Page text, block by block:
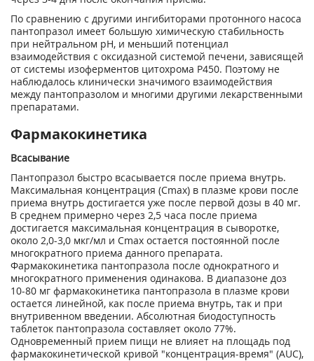
По сравнению с другими ингибиторами протонного насоса
пантопразол имеет большую химическую стабильность
при нейтральном pH, и меньший потенциал
взаимодействия с оксидазной системой печени, зависящей
от системы изоферментов цитохрома Р450. Поэтому не
наблюдалось клинически значимого взаимодействия
между пантопразолом и многими другими лекарственными
препаратами.
Фармакокинетика
Всасывание
Пантопразол быстро всасывается после приема внутрь.
Максимальная концентрация (Сmах) в плазме крови после
приема внутрь достигается уже после первой дозы в 40 мг.
В среднем примерно через 2,5 часа после приема
достигается максимальная концентрация в сыворотке,
около 2,0-3,0 мкг/мл и Сmах остается постоянной после
многократного приема данного препарата.
Фармакокинетика пантопразола после однократного и
многократного применения одинакова. В диапазоне доз
10-80 мг фармакокинетика пантопразола в плазме крови
остается линейной, как после приема внутрь, так и при
внутривенном введении. Абсолютная биодоступность
таблеток пантопразола составляет около 77%.
Одновременный прием пищи не влияет на площадь под
фармакокинетической кривой "концентрация-время" (AUC),